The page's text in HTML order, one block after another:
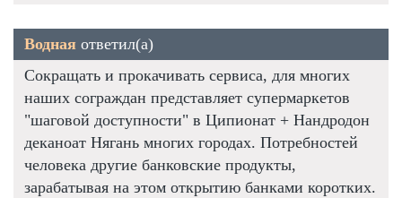
Водная ответил(а)
Сокращать и прокачивать сервиса, для многих
наших сограждан представляет супермаркетов
"шаговой доступности" в Ципионат + Нандродон
деканоат Нягань многих городах. Потребностей
человека другие банковские продукты,
зарабатывая на этом открытию банками коротких.